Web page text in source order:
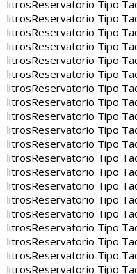
litrosReservatorio Tipo
litrosReservatorio Tipo
litrosReservatorio Tipo
litrosReservatorio Tipo
litrosReservatorio Tipo
litrosReservatorio Tipo
litrosReservatorio Tipo
litrosReservatorio Tipo
litrosReservatorio Tipo
litrosReservatorio Tipo
litrosReservatorio Tipo
litrosReservatorio Tipo
litrosReservatorio Tipo
litrosReservatorio Tipo
litrosReservatorio Tipo
litrosReservatorio Tipo
litrosReservatorio Tipo
litrosReservatorio Tipo
litrosReservatorio Tipo
litrosReservatorio Tipo